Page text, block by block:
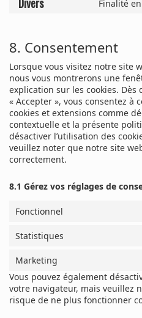
Finalité
8. Consentement
Lorsque vous visitez notre site
nous vous montrerons une
explication sur les cookies. Dès
« Accepter », vous consentez à
cookies et extensions comme
contextuelle et la présente
désactiver l’utilisation des
veuillez noter que notre site
correctement.
8.1 Gérez vos réglages de
Fonctionnel
Statistiques
Marketing
Vous pouvez également
votre navigateur, mais veuillez
risque de ne plus fonctionner